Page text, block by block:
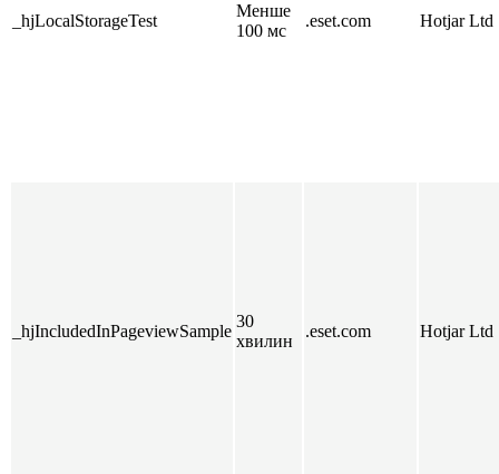
_hjLocalStorageTest
Менше
100 мс
.eset.com Hotjar Ltd
_hjIncludedInPageviewSample
30
хвилин
.eset.com Hotjar Ltd